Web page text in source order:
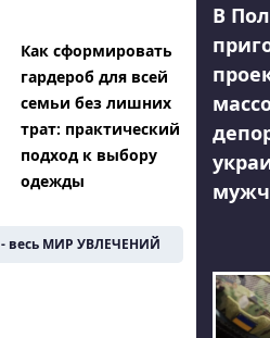
Как сформировать
гардероб для всей
семьи без лишних
трат: практический
подход к выбору
одежды
- весь МИР УВЛЕЧЕНИЙ
В